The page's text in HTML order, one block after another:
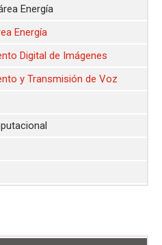
Energía
Energía
Digital de Imágenes
y Transmisión de Voz